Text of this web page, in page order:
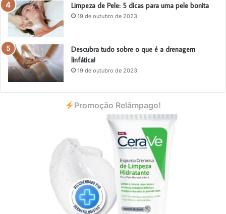
Limpeza de Pele: 5 dicas para uma pele bonita
19 de outubro de 2023
Descubra tudo sobre o que é a drenagem
linfática!
19 de outubro de 2023
Promoção Relâmpago!